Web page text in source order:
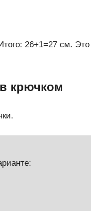
26+1=27 см.
крючком